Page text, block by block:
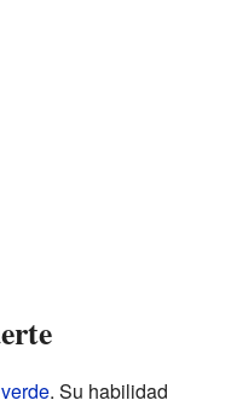
verde. Su habilidad